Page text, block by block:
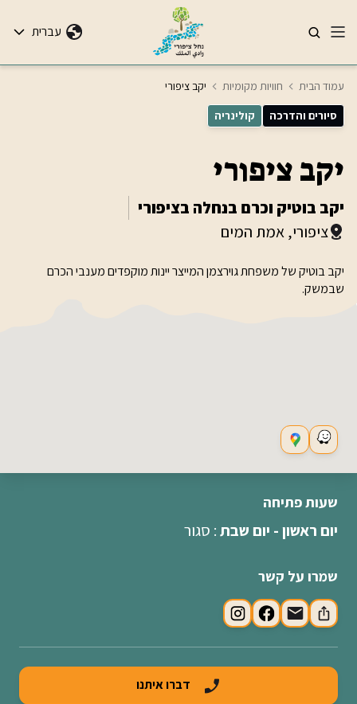
עברית
עמוד הבית חוויות מקומיות יקב ציפורי
סיורים והדרכה קולינריה
יקב ציפורי
יקב בוטיק וכרם בנחלה בציפורי
ציפורי, אמת המים
יקב בוטיק של משפחת גוירצמן המייצר יינות מוקפדים מענבי הכרם
שבמשק.
שעות פתיחה
יום ראשון - יום שבת: סגור
שמרו על קשר
דברו איתנו